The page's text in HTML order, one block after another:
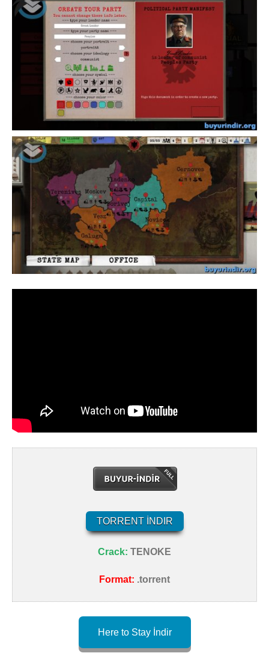
TORRENT İNDIR
Crack: TENOKE
Format: .torrent
Here to Stay İndir